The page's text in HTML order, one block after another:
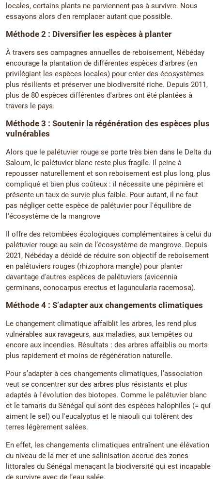
locales, certains plants ne parviennent pas à survivre. Nous
essayons alors d'en remplacer autant que possible.
Méthode 2 : Diversifier les espèces à planter
À travers ses campagnes annuelles de reboisement, Nébéday
encourage la plantation de différentes espèces d’arbres (en
privilégiant les espèces locales) pour créer des écosystèmes
plus résilients et préserver une biodiversité riche. Depuis 2011,
plus de 80 espèces différentes d'arbres ont été plantées à
travers le pays.
Méthode 3 : Soutenir la régénération des espèces plus
vulnérables
Alors que le palétuvier rouge se porte très bien dans le Delta du
Saloum, le palétuvier blanc reste plus fragile. Il peine à
repousser naturellement et son reboisement est plus long, plus
compliqué et bien plus coûteux : il nécessite une pépinière et
présente un taux de survie plus faible. Pour autant, il ne faut
pas négliger cette espèce de palétuvier pour l'équilibre de
l'écosystème de la mangrove
Il offre des retombées écologiques complémentaires à celui du
palétuvier rouge au sein de l’écosystème de mangrove. Depuis
2021, Nébéday a décidé de réduire son objectif de reboisement
en palétuviers rouges (rhizophora mangle) pour planter
davantage d'autres espèces de palétuviers (avicennia
germinans, conocarpus erectus et laguncularia racemosa).
Méthode 4 : S’adapter aux changements climatiques
Le changement climatique affaiblit les arbres, les rend plus
vulnérables aux ravageurs, aux maladies, aux tempêtes ou
encore aux incendies. Résultats : des arbres affaiblis ou morts
plus rapidement et moins de régénération naturelle.
Pour s’adapter à ces changements climatiques, l’association
veut se concentrer sur des arbres plus résistants et plus
adaptés à l'évolution des biotopes. Comme le palétuvier blanc
et le tamaris du Sénégal qui sont des espèces halophiles (= qui
aiment le sel) ou l'eucalyptus et le niaouli qui tolèrent des
terres légèrement salées.
En effet, les changements climatiques entraînent une élévation
du niveau de la mer et une salinisation accrue des zones
littorales du Sénégal menaçant la biodiversité qui est incapable
de survivre avec de l’eau salée.